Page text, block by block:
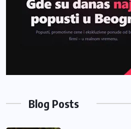
Blog Posts